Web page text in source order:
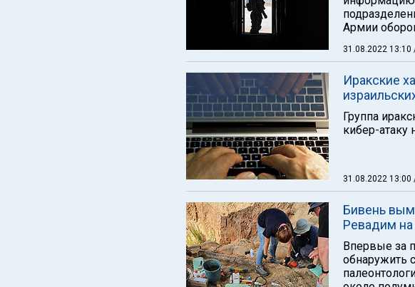
Армии
31.08.2022 13:10
Иракские
Группа
кибер-атаку
31.08.2022 13:00
Бивень
Ревадим
Впервые за
обнаружить